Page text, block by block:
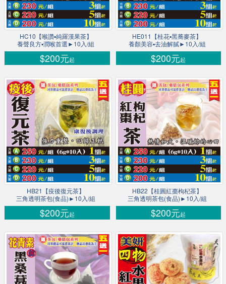
HC10【喉讚▪純羅漢果茶】
養聲良方▪潤喉首選►10入/組
$200元起
HE011【桂花▪黑蕎麥茶】
養顏美容▪去油解膩►10入/組
$200元起
HB21【疫後復元茶】
三角透明茶包(食品)►10入/組
$200元起
HB22【桂圓紅棗枸杞茶】
三角透明茶包(食品)►10入/組
$200元起